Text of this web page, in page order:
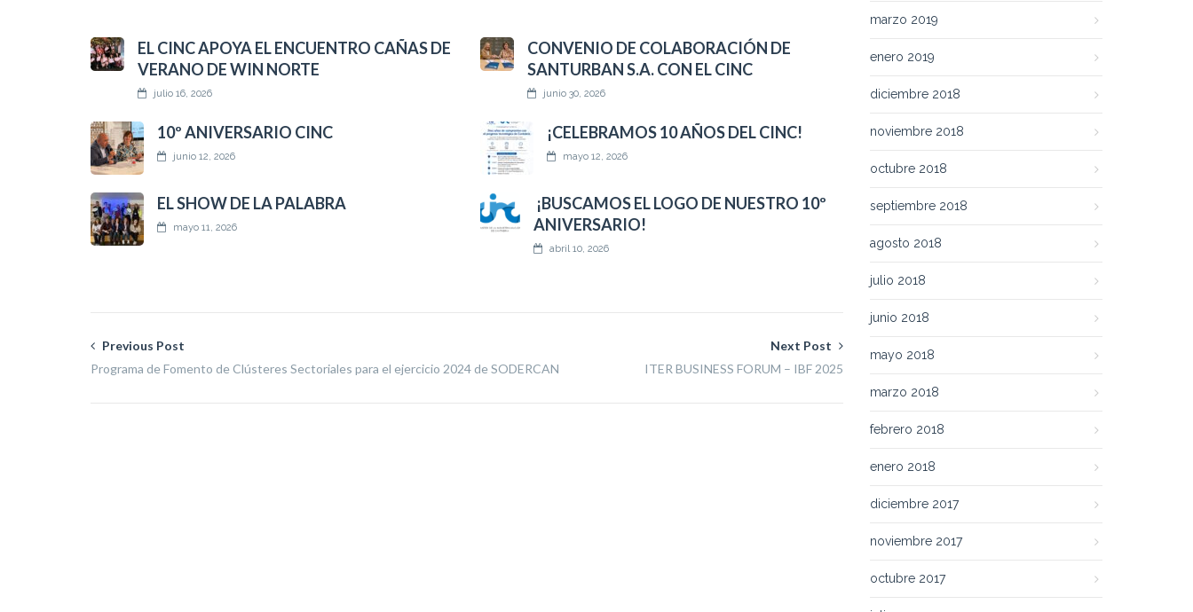
EL CINC APOYA EL ENCUENTRO CAÑAS DE
VERANO DE WIN NORTE
julio 16, 2026
CONVENIO DE COLABORACIÓN DE
SANTURBAN S.A. CON EL CINC
junio 30, 2026
10º ANIVERSARIO CINC
junio 12, 2026
¡CELEBRAMOS 10 AÑOS DEL CINC!
mayo 12, 2026
EL SHOW DE LA PALABRA
mayo 11, 2026
¡BUSCAMOS EL LOGO DE NUESTRO 10º
ANIVERSARIO!
abril 10, 2026
Previous Post
Programa de Fomento de Clústeres Sectoriales para el ejercicio 2024 de SODERCAN
Next Post
ITER BUSINESS FORUM – IBF 2025
marzo 2019
enero 2019
diciembre 2018
noviembre 2018
octubre 2018
septiembre 2018
agosto 2018
julio 2018
junio 2018
mayo 2018
marzo 2018
febrero 2018
enero 2018
diciembre 2017
noviembre 2017
octubre 2017